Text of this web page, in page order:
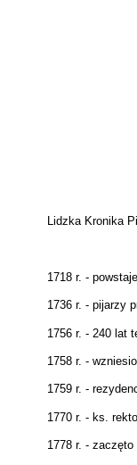
Lidzka Kronika
1718 r. -
1736 r. - pijarzy
1756 r. - 240 lat
1758 r. -
1759 r. -
1770 r. - ks.
1778 r. - zaczęto